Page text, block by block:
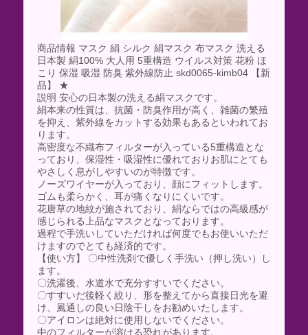
商品情報 マスク 絹 シルク 絹マスク 布マスク 洗える
日本製 絹100% 大人用 5重構造 ウイルス対策 花粉 ほ
こり 保湿 吸湿 防臭 紫外線防止 skd0065-kimb04 【新
品】 ★
説明 安心の日本製の洗える絹マスクです。
絹本来の性質は、抗菌・防臭作用が高く、雑菌の繁殖
を抑え、紫外線をカットする効果もあるといわれてお
ります。
高密度な不織布フィルターが入っている5重構造とな
っており、保湿性・吸湿性に優れておりお肌にとても
やさしく息がしやすいのが特徴です。
ノーズワイヤーが入っており、顔にフィットします。
ゴムも柔らかく、耳が痛くなりにくいです。
花唐草の地紋が施されており、絹ならではの高級感が
感じられる上品なマスクとなっております。
過程で手洗いしていただければ何度でもお使いいただ
けますのでとても経済的です。
【使い方】 〇中性洗剤で優しく手洗い（押し洗い）し
ます。
〇洗濯後、水道水で充分すすいでください。
〇すすいだ後軽く絞り、形を整えてから直接日光を避
け、風通しの良い日陰干しをお勧めいたします。
〇アイロンは絶対に使用しないでください。
中のフィルターが溶ける恐れがあります。